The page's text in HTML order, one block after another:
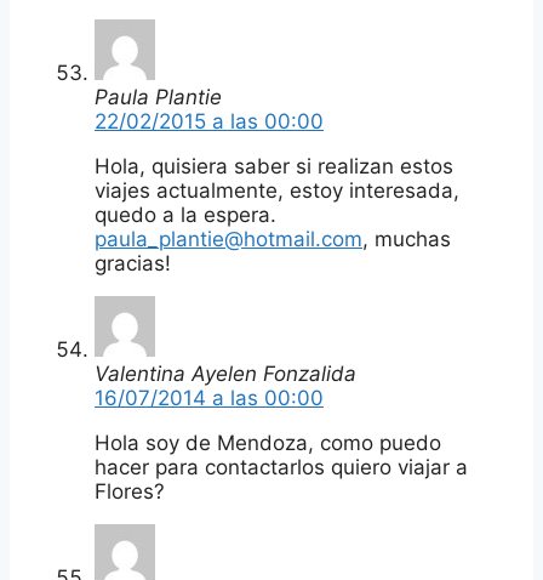
Paula Plantie
22/02/2015 a las 00:00
Hola, quisiera saber si realizan estos
viajes actualmente, estoy interesada,
quedo a la espera.
paula_plantie@hotmail.com, muchas
gracias!
Valentina Ayelen Fonzalida
16/07/2014 a las 00:00
Hola soy de Mendoza, como puedo
hacer para contactarlos quiero viajar a
Flores?